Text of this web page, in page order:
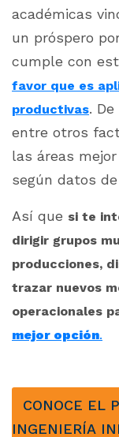
académicas
un próspero
cumple con
favor que es
productivas.
entre otros
las áreas
según datos de
Así que si te
dirigir grupos
producciones,
trazar nuevos
operacionales
mejor opción.
CONOCE EL
INGENIERÍA